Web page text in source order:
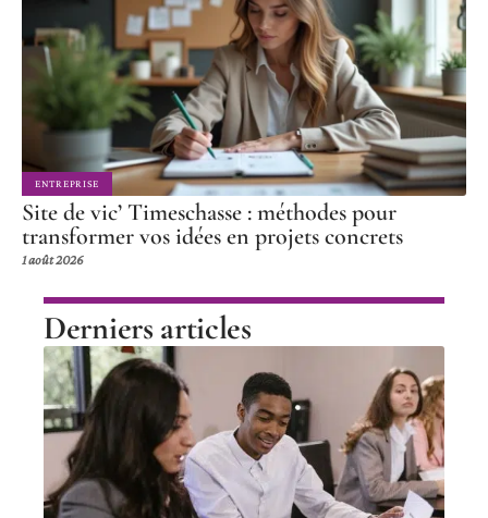
ENTREPRISE
Site de vic’ Timeschasse : méthodes pour
transformer vos idées en projets concrets
1 août 2026
Derniers articles